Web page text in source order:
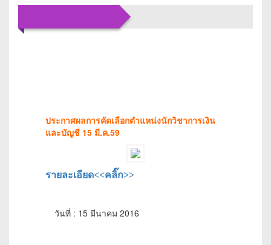
ประกาศผลการคัดเลือกตำแหน่งนักวิชาการเงิน
และบัญชี 15 มี.ค.59
รายละเอียด<<คลิ๊ก>>
วันที่ : 15 มีนาคม 2016